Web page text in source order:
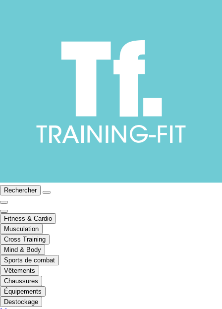
Rechercher
Fitness & Cardio
Musculation
Cross Training
Mind & Body
Sports de combat
Vêtements
Chaussures
Équipements
Destockage